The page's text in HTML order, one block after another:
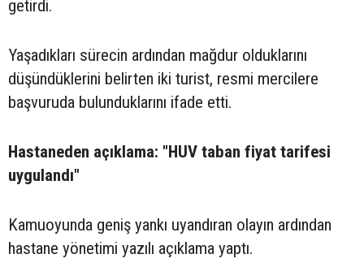
getirdi.
Yaşadıkları sürecin ardından mağdur olduklarını
düşündüklerini belirten iki turist, resmi mercilere
başvuruda bulunduklarını ifade etti.
Hastaneden açıklama: "HUV taban fiyat tarifesi
uygulandı"
Kamuoyunda geniş yankı uyandıran olayın ardından
hastane yönetimi yazılı açıklama yaptı.